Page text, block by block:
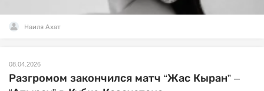
Наиля Ахат
08.04.2026
Разгромом закончился матч “Жас Кыран” –